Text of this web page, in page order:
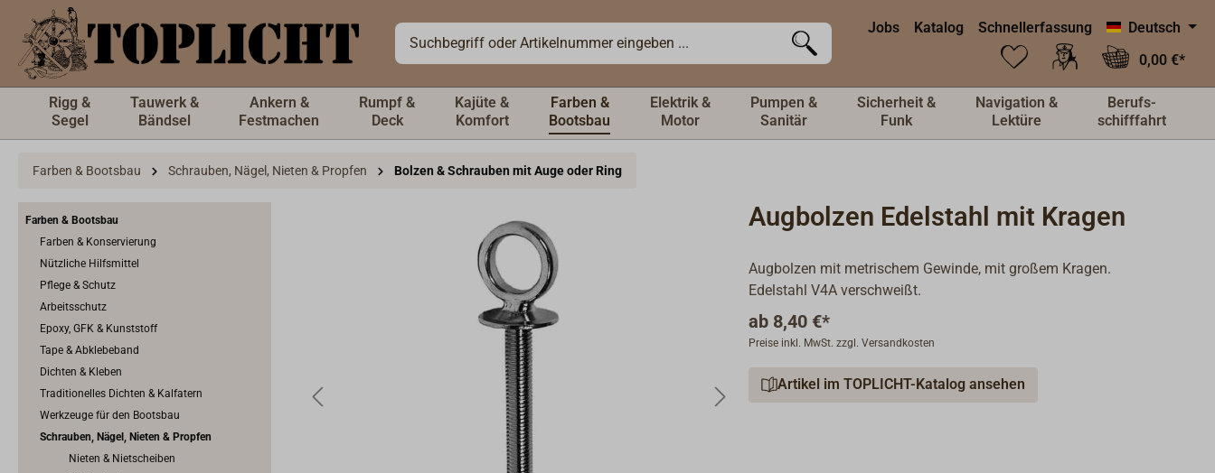
springen Jobs Katalog Schnellerfassung
Deutsch
0,00 €*
Rigg &
Segel
Tauwerk &
Bändsel
Ankern &
Festmachen
Rumpf &
Deck
Kajüte &
Komfort
Farben &
Bootsbau
Elektrik &
Motor
Pumpen &
Sanitär
Sicherheit &
Funk
Navigation &
Lektüre
Berufs-
schifffahrt
Farben & Bootsbau Schrauben, Nägel, Nieten & Propfen Bolzen & Schrauben mit Auge oder Ring
Farben & Bootsbau
Farben & Konservierung
Nützliche Hilfsmittel
Pflege & Schutz
Arbeitsschutz
Epoxy, GFK & Kunststoff
Tape & Abklebeband
Dichten & Kleben
Traditionelles Dichten & Kalfatern
Werkzeuge für den Bootsbau
Schrauben, Nägel, Nieten & Propfen
Nieten & Nietscheiben
Augbolzen Edelstahl mit Kragen
Augbolzen mit metrischem Gewinde, mit großem Kragen.
Edelstahl V4A verschweißt.
ab 8,40 €*
Preise inkl. MwSt. zzgl. Versandkosten
Artikel im TOPLICHT-Katalog ansehen